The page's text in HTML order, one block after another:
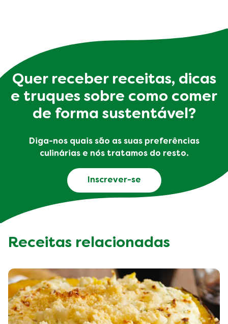
Quer receber receitas, dicas
e truques sobre como comer
de forma sustentável?
Diga-nos quais são as suas preferências
culinárias e nós tratamos do resto.
Inscrever-se
Receitas relacionadas